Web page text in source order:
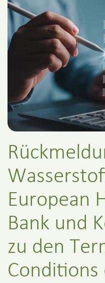
European
Bank und
zu den
Conditions